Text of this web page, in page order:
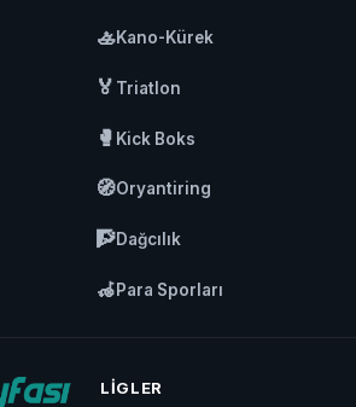
🚣Kano-Kürek
🏅 Triatlon
🥊 Kick Boks
🧭Oryantiring
🧗Dağcılık
🦽Para Sporları
LIGLER